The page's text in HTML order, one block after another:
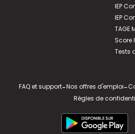
IEP
IEP
TAGE
Score
Tests
FAQ et support-Nos offres d'emploi-
Règles de